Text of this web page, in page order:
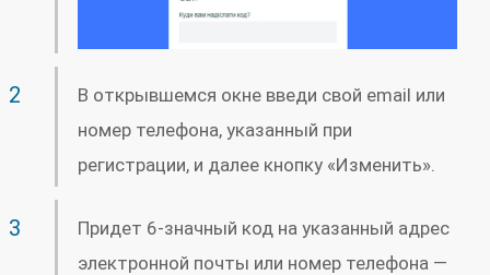
В открывшемся окне введи свой email или
номер телефона, указанный при
регистрации, и далее кнопку «Изменить».
Придет 6-значный код на указанный адрес
электронной почты или номер телефона —